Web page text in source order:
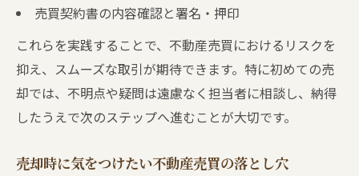
売買契約書の内容確認と署名・押印
これらを実践することで、不動産売買におけるリスクを
抑え、スムーズな取引が期待できます。特に初めての売
却では、不明点や疑問は遠慮なく担当者に相談し、納得
したうえで次のステップへ進むことが大切です。
売却時に気をつけたい不動産売買の落とし穴